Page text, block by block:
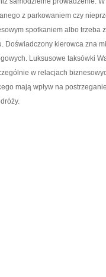
z parkowaniem czy
spotkaniem albo trzeba
Doświadczony kierowca zna
Luksusowe taksówki
w relacjach
mają wpływ na